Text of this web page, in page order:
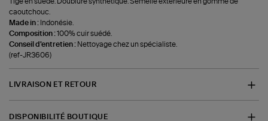
caoutchouc.
Made in : Indonésie.
Composition :100% cuir suédé.
Conseil d'entretien : Nettoyage chez un spécialiste.
(ref-JR3606)
LIVRAISON ET RETOUR
DISPONIBILITÉ BOUTIQUE